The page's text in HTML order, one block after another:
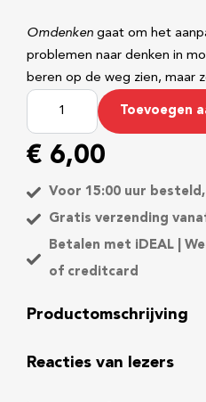
Omdenken gaat om het
problemen naar denken in
beren op de weg zien, maar
O
d
e
n
n
n
a
Toevoegen
€ 6,00
Voor 15:00 uur
Gratis verzending
Betalen met iDEAL |
of creditcard
Productomschrijving
Reacties van lezers